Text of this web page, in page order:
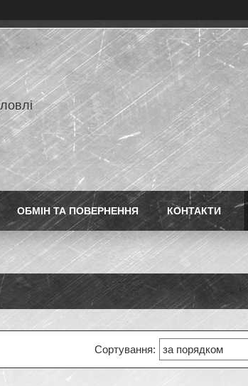
ОБМІН ТА ПОВЕРНЕННЯ КОНТАКТИ